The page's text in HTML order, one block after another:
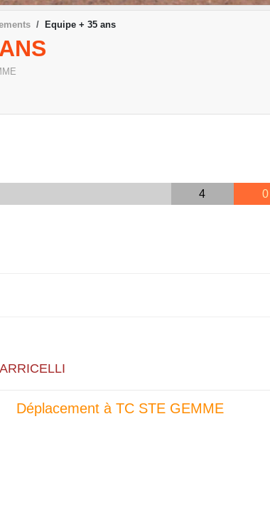
Equipe + 35 ans
4 0
Déplacement à TC STE GEMME